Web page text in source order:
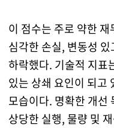
이 점수는 주로 약한
심각한 손실, 변동성
하락했다. 기술적 지표
있는 상쇄 요인이 되고
모습이다. 명확한 개선
상당한 실행, 물량 및